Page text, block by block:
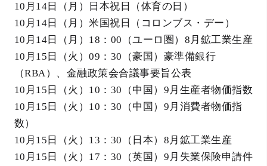
10月14日（月）日本祝日（体育の日）
10月14日（月）米国祝日（コロンブス・デー）
10月14日（月）18：00（ユーロ圏）8月鉱工業生産
10月15日（火）09：30（豪国）豪準備銀行
（RBA）、金融政策会合議事要旨公表
10月15日（火）10：30（中国）9月生産者物価指数
10月15日（火）10：30（中国）9月消費者物価指
数）
10月15日（火）13：30（日本）8月鉱工業生産
10月15日（火）17：30（英国）9月失業保険申請件